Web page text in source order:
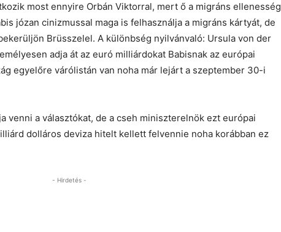
most ennyire Orbán Viktorral, mert ő a migráns ellenesség
józan cinizmussal maga is felhasználja a migráns kártyát, de
Brüsszelel. A különbség nyilvánvaló: Ursula von der
adja át az euró milliárdokat Babisnak az európai
egyelőre várólistán van noha már lejárt a szeptember 30-i
venni a választókat, de a cseh miniszterelnök ezt európai
dolláros deviza hitelt kellett felvennie noha korábban ez
- Hirdetés -